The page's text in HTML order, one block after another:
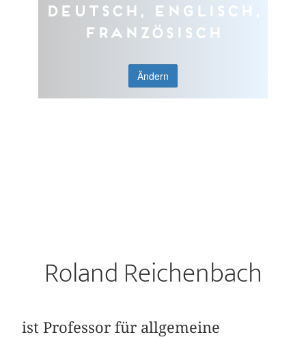
Deutsch, Englisch,
Französisch
Ändern
Roland Reichenbach
ist Professor für allgemeine